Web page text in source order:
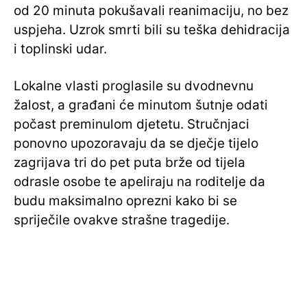
od 20 minuta pokušavali reanimaciju, no bez
uspjeha. Uzrok smrti bili su teška dehidracija
i toplinski udar.
Lokalne vlasti proglasile su dvodnevnu
žalost, a građani će minutom šutnje odati
počast preminulom djetetu. Stručnjaci
ponovno upozoravaju da se dječje tijelo
zagrijava tri do pet puta brže od tijela
odrasle osobe te apeliraju na roditelje da
budu maksimalno oprezni kako bi se
spriječile ovakve strašne tragedije.